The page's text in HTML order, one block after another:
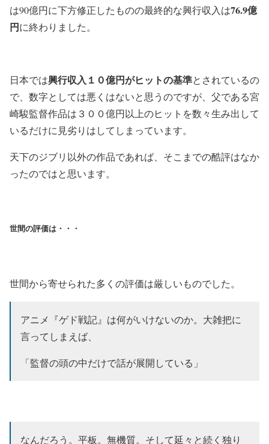
は90億円に下方修正したものの最終的な興行収入は76.9億
円に終わりました。
日本では興行収入１０億円がヒットの基準とされているの
で、数字としては悪くはないと思うのですが、父である宮
崎駿監督作品は３００億円以上のヒットを数々生み出して
いるだけに見劣りはしてしまっています。
天下のジブリ以外の作品であれば、そこまでの酷評はなか
ったのではと思います。
世間の評価は・・・
世間から寄せられた多くの評価は厳しいものでした。
アニメ『ゲド戦記』は何がいけないのか。大雑把に
言ってしまえば、
「監督の頭の中だけで話が展開している」
なんだろう。平板。無機質。そして延々と続く独り